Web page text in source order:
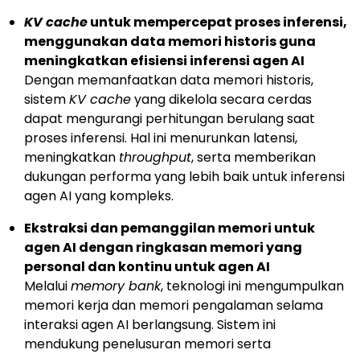
KV cacheuntuk mempercepat proses inferensi,
menggunakan data memori historis guna
meningkatkan efisiensi inferensi agen AI
Dengan memanfaatkan data memori historis,
sistemKV cacheyang dikelola secara cerdas
dapat mengurangi perhitungan berulang saat
proses inferensi. Hal ini menurunkan latensi,
meningkatkan throughput, serta memberikan
dukungan performa yang lebih baik untuk inferensi
agen AI yang kompleks.
Ekstraksi dan pemanggilan memori untuk
agen AI dengan ringkasan memori yang
personal dan kontinu untuk agen AI
Melaluimemory bank, teknologi ini mengumpulkan
memori kerja dan memori pengalaman selama
interaksi agen AI berlangsung. Sistem ini
mendukung penelusuran memori serta